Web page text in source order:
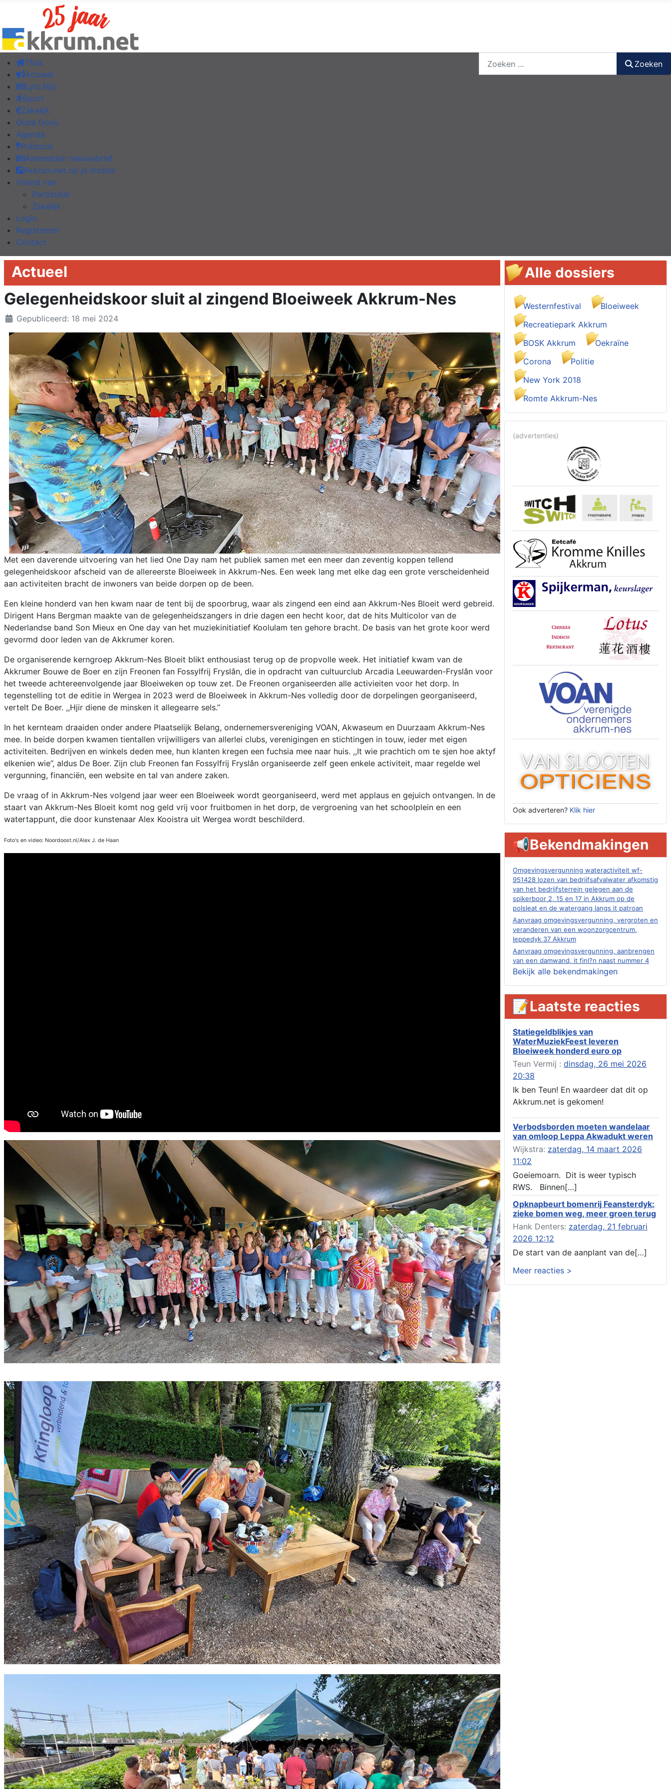
Thús
Actueel
Lyts Nijs
Sport
Zakelijk
Oude Doos
Agenda
Prikbord
Aanmelden nieuwsbrief
Akkrum.net op je mobiel
Vriend van
Particulier
Zakelijk
Login
Registreren
Contact
Zoeken
Actueel
Gelegenheidskoor sluit al zingend Bloeiweek Akkrum-Nes
DetailsGepubliceerd: 18 mei 2024
Met een daverende uitvoering van het lied One Day nam het publiek samen met een meer dan zeventig koppen tellend
gelegenheidskoor afscheid van de allereerste Bloeiweek in Akkrum-Nes. Een week lang met elke dag een grote verscheidenheid
aan activiteiten bracht de inwoners van beide dorpen op de been.
Een kleine honderd van hen kwam naar de tent bij de spoorbrug, waar als zingend een eind aan Akkrum-Nes Bloeit werd gebreid.
Dirigent Hans Bergman maakte van de gelegenheidszangers in drie dagen een hecht koor, dat de hits Multicolor van de
Nederlandse band Son Mieux en One day van het muziekinitiatief Koolulam ten gehore bracht. De basis van het grote koor werd
gevormd door leden van de Akkrumer koren.
De organiserende kerngroep Akkrum-Nes Bloeit blikt enthousiast terug op de propvolle week. Het initiatief kwam van de
Akkrumer Bouwe de Boer en zijn Freonen fan Fossylfrij Fryslân, die in opdracht van cultuurclub Arcadia Leeuwarden-Fryslân voor
het tweede achtereenvolgende jaar Bloeiweken op touw zet. De Freonen organiseerden alle activieiten voor het dorp. In
tegenstelling tot de editie in Wergea in 2023 werd de Bloeiweek in Akkrum-Nes volledig door de dorpelingen georganiseerd,
vertelt De Boer. ,,Hjir diene de minsken it allegearre sels.’’
In het kernteam draaiden onder andere Plaatselijk Belang, ondernemersvereniging VOAN, Akwaseum en Duurzaam Akkrum-Nes
mee. In beide dorpen kwamen tientallen vrijwilligers van allerlei clubs, verenigingen en stichtingen in touw, ieder met eigen
activiteiten. Bedrijven en winkels deden mee, hun klanten kregen een fuchsia mee naar huis. ,,It wie prachtich om te sjen hoe aktyf
elkenien wie’’, aldus De Boer. Zijn club Freonen fan Fossylfrij Fryslân organiseerde zelf geen enkele activiteit, maar regelde wel
vergunning, financiën, een website en tal van andere zaken.
De vraag of in Akkrum-Nes volgend jaar weer een Bloeiweek wordt georganiseerd, werd met applaus en gejuich ontvangen. In de
staart van Akkrum-Nes Bloeit komt nog geld vrij voor fruitbomen in het dorp, de vergroening van het schoolplein en een
watertappunt, die door kunstenaar Alex Kooistra uit Wergea wordt beschilderd.
Foto's en video: Noordoost.nl/Alex J. de Haan
Alle dossiers
Westernfestival
Bloeiweek
Recreatiepark Akkrum
BOSK Akkrum
Oekraïne
Corona
Politie
New York 2018
Romte Akkrum-Nes
(advertenties)
Ook adverteren? Klik hier
📢Bekendmakingen
Omgevingsvergunning wateractiviteit wf-
951428 lozen van bedrijfsafvalwater afkomstig
van het bedrijfsterrein gelegen aan de
spikerboor 2, 15 en 17 in Akkrum op de
polsleat en de watergang langs it patroan
Aanvraag omgevingsvergunning, vergroten en
veranderen van een woonzorgcentrum,
leppedyk 37 Akkrum
Aanvraag omgevingsvergunning, aanbrengen
van een damwand, it finl?n naast nummer 4
Akkrum
Verlening omgevingsvergunning, tijdelijk
gebruik openbare ruimte 02-10 t/m 02-11-
Aanvraag omgevingsvergunning, tijdelijk
gebruik openbare ruimte 02-10 t/m 02-11-
2026, sitadel voor nr 6 te Akkrum
Verlenging beslistermijn aanvraag
omgevingsvergunning, heechein 28, 8491 em
Aanvraag omgevingsvergunning, veranderen
van een woning (voordeur en dakkapel),
Aanvraag omgevingsvergunning
wateractiviteit wf-1012586 aanbrengen van
asfalt t.b.v. onderhoud fietspad t.h.v
boarnsterdyk, Akkrum
Locatiestudie Akkrum
Verlening ontheffing geluid, boarnsw?l
Akkrum
Kennisgeving vergunningaanvraag voor het -
bouwwerken, werken en objecten in of bij
een oppervlaktewaterlichaam, niet zijnde de
noordzee, of waterkering in beheer bij het rijk
te Akkrum
Verlening omgevingsvergunning, veranderen
nabij nummer 6 Akkrum
Bekijk alle bekendmakingen
📝Laatste reacties
Statiegeldblikjes van
WaterMuziekFeest leveren
Bloeiweek honderd euro op
Teun Vermij : dinsdag, 26 mei 2026
20:38
Ik ben Teun! En waardeer dat dit op
Akkrum.net is gekomen!
Verbodsborden moeten wandelaar
van omloop Leppa Akwadukt weren
Wijkstra: zaterdag, 14 maart 2026
11:02
Goeiemoarn. Dit is weer typisch
RWS. Binnen[…]
Opknapbeurt bomenrij Feansterdyk:
zieke bomen weg, meer groen terug
Hank Denters: zaterdag, 21 februari
2026 12:12
De start van de aanplant van de[…]
Meer reacties >